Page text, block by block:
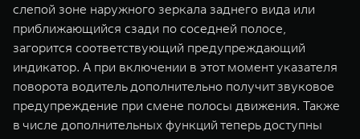
слепой зоне наружного зеркала заднего вида или
приближающийся сзади по соседней полосе,
загорится соответствующий предупреждающий
индикатор. А при включении в этот момент указателя
поворота водитель дополнительно получит звуковое
предупреждение при смене полосы движения. Также
в числе дополнительных функций теперь доступны